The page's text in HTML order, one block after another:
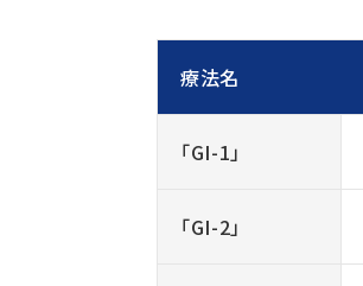
療法名
「GI-1」
「GI-2」